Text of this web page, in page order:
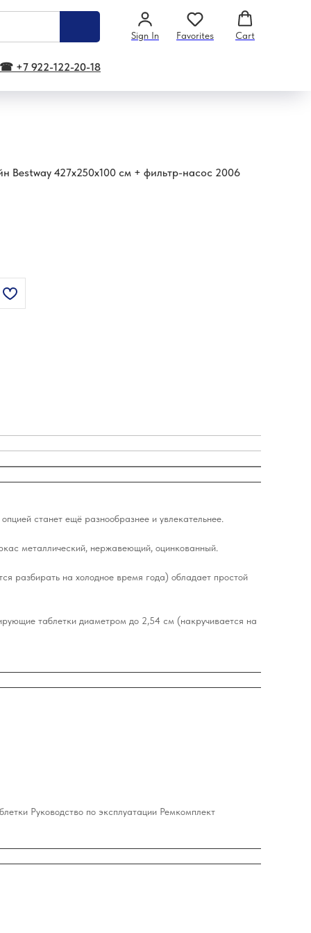
Sign In Favorites Cart
☎ +7 922-122-20-18
Bestway 427х250х100 см + фильтр-насос 2006
станет ещё разнообразнее и увлекательнее.
металлический, нержавеющий, оцинкованный.
разбирать на холодное время года) обладает простой
таблетки диаметром до 2,54 см (накручивается на
Руководство по эксплуатации Ремкомплект